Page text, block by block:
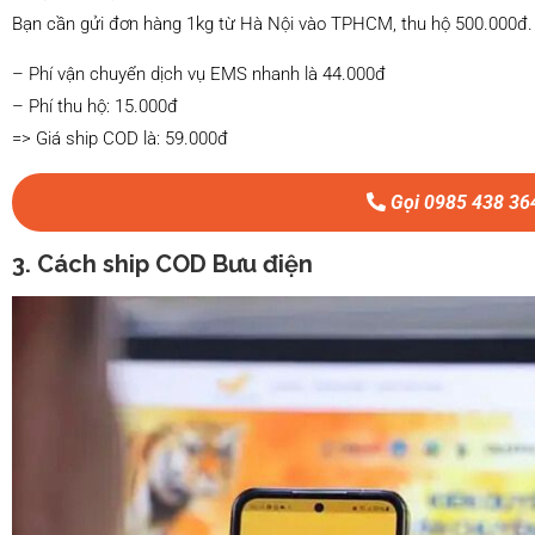
Bạn cần gửi đơn hàng 1kg từ Hà Nội vào TPHCM, thu hộ 500.000đ.
– Phí vận chuyển dịch vụ EMS nhanh là 44.000đ
– Phí thu hộ: 15.000đ
=> Giá ship COD là: 59.000đ
Gọi 0985 438
3. Cách ship COD Bưu điện